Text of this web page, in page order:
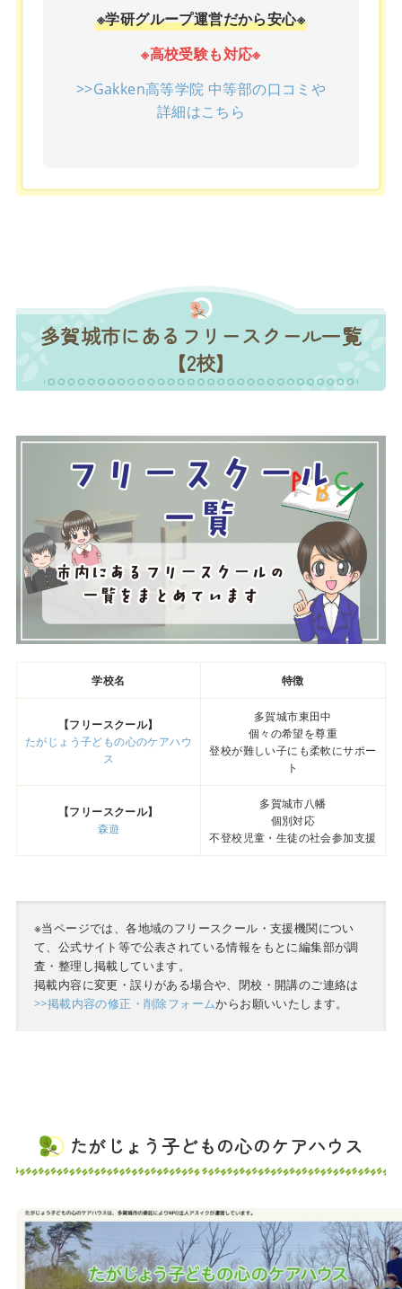
※学研グループ運営だから安心※
※高校受験も対応※
>>Gakken高等学院 中等部の口コミや
詳細はこちら
多賀城市にあるフリースクール一覧
【2校】
学校名 特徴
【フリースクール】
たがじょう子どもの心のケアハウ
ス
多賀城市東田中
個々の希望を尊重
登校が難しい子にも柔軟にサポー
ト
【フリースクール】
森遊
多賀城市八幡
個別対応
不登校児童・生徒の社会参加支援
※当ページでは、各地域のフリースクール・支援機関につい
て、公式サイト等で公表されている情報をもとに編集部が調
査・整理し掲載しています。
掲載内容に変更・誤りがある場合や、閉校・開講のご連絡は
>>掲載内容の修正・削除フォームからお願いいたします。
たがじょう子どもの心のケアハウス